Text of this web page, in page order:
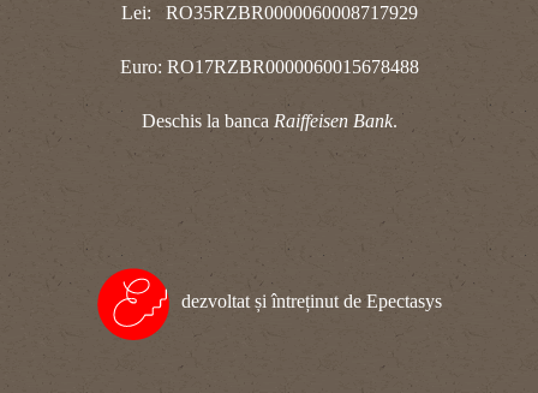
Lei: RO35RZBR0000060008717929
Euro: RO17RZBR0000060015678488
Deschis la banca Raiffeisen Bank.
dezvoltat și întreținut de Epectasys